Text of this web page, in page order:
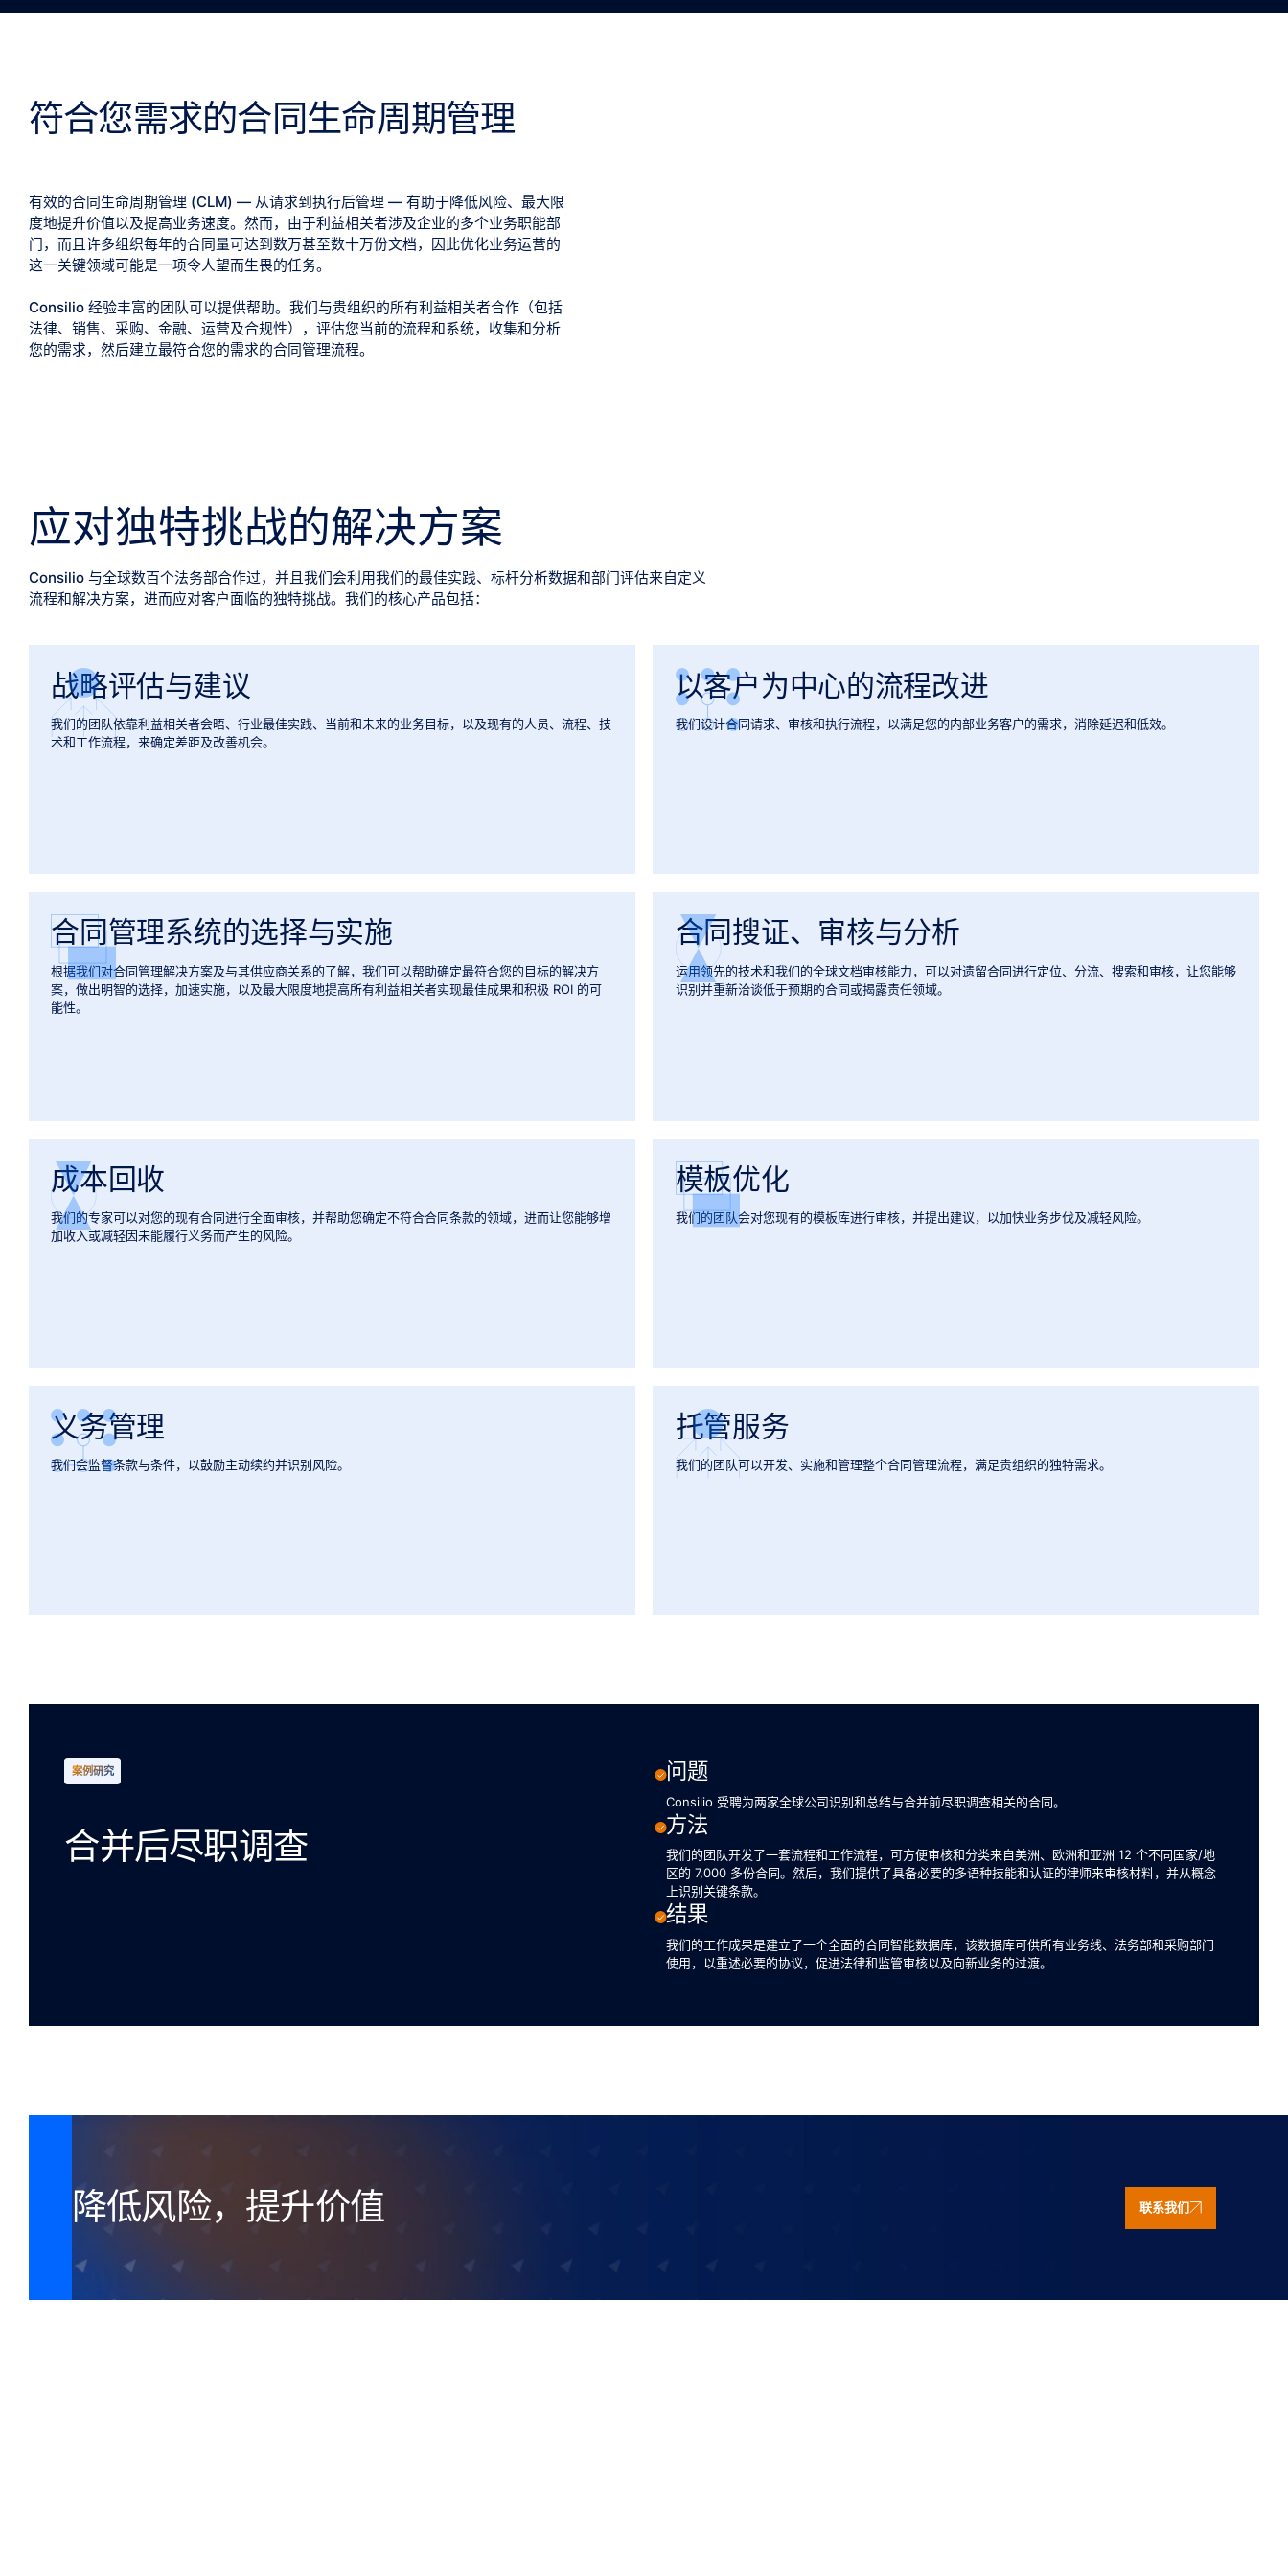
符合您需求的合同生命周期管理
有效的合同生命周期管理 (CLM) — 从请求到执行后管理 — 有助于降低风险、最大限
度地提升价值以及提高业务速度。然而，由于利益相关者涉及企业的多个业务职能部
门，而且许多组织每年的合同量可达到数万甚至数十万份文档，因此优化业务运营的
这一关键领域可能是一项令人望而生畏的任务。
Consilio 经验丰富的团队可以提供帮助。我们与贵组织的所有利益相关者合作（包括
法律、销售、采购、金融、运营及合规性），评估您当前的流程和系统，收集和分析
您的需求，然后建立最符合您的需求的合同管理流程。
应对独特挑战的解决方案
Consilio 与全球数百个法务部合作过，并且我们会利用我们的最佳实践、标杆分析数据和部门评估来自定义
流程和解决方案，进而应对客户面临的独特挑战。我们的核心产品包括：
战略评估与建议
我们的团队依靠利益相关者会晤、行业最佳实践、当前和未来的业务目标，以及现有的人员、流程、技
术和工作流程，来确定差距及改善机会。
以客户为中心的流程改进
我们设计合同请求、审核和执行流程，以满足您的内部业务客户的需求，消除延迟和低效。
合同管理系统的选择与实施
根据我们对合同管理解决方案及与其供应商关系的了解，我们可以帮助确定最符合您的目标的解决方
案，做出明智的选择，加速实施，以及最大限度地提高所有利益相关者实现最佳成果和积极 ROI 的可
能性。
合同搜证、审核与分析
运用领先的技术和我们的全球文档审核能力，可以对遗留合同进行定位、分流、搜索和审核，让您能够
识别并重新洽谈低于预期的合同或揭露责任领域。
成本回收
我们的专家可以对您的现有合同进行全面审核，并帮助您确定不符合合同条款的领域，进而让您能够增
加收入或减轻因未能履行义务而产生的风险。
模板优化
我们的团队会对您现有的模板库进行审核，并提出建议，以加快业务步伐及减轻风险。
义务管理
我们会监督条款与条件，以鼓励主动续约并识别风险。
托管服务
我们的团队可以开发、实施和管理整个合同管理流程，满足贵组织的独特需求。
案例研究
合并后尽职调查
问题
Consilio 受聘为两家全球公司识别和总结与合并前尽职调查相关的合同。
方法
我们的团队开发了一套流程和工作流程，可方便审核和分类来自美洲、欧洲和亚洲 12 个不同国家/地
区的 7,000 多份合同。然后，我们提供了具备必要的多语种技能和认证的律师来审核材料，并从概念
上识别关键条款。
结果
我们的工作成果是建立了一个全面的合同智能数据库，该数据库可供所有业务线、法务部和采购部门
使用，以重述必要的协议，促进法律和监管审核以及向新业务的过渡。
降低风险，提升价值 联系我们